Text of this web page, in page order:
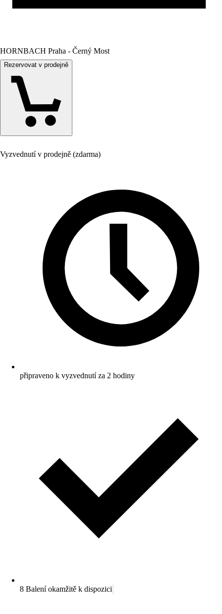
HORNBACH Praha - Černý Most
Rezervovat v prodejně
Vyzvednutí v prodejně (zdarma)
připraveno k vyzvednutí za 2 hodiny
8 Balení okamžitě k dispozici